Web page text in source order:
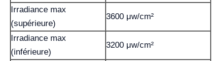
Irradiance max
(supérieure)
3600 μw/cm²
Irradiance max
(inférieure)
3200 μw/cm²